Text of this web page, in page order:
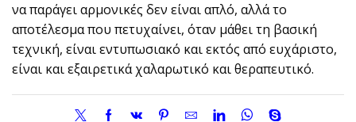
να παράγει αρμονικές δεν είναι απλό, αλλά το
αποτέλεσμα που πετυχαίνει, όταν μάθει τη βασική
τεχνική, είναι εντυπωσιακό και εκτός από ευχάριστο,
είναι και εξαιρετικά χαλαρωτικό και θεραπευτικό.